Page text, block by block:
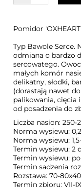
Pomidor
Typ Bawole Serce.
odmiana o bardzo
sercowatego.
małych komór
delikatny, słodki,
(dorastają nawet
palikowania, cięcia
od posadzenia do
Liczba nasion: 250-
Norma wysiewu:
Norma wysiewu:
Termin wysiewu: 2
Termin wysiewu:
Termin sadzenia
Rozstawa: 70-
Termin zbioru: VII-IX